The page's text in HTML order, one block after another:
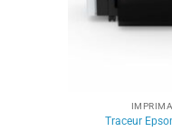
Traceur